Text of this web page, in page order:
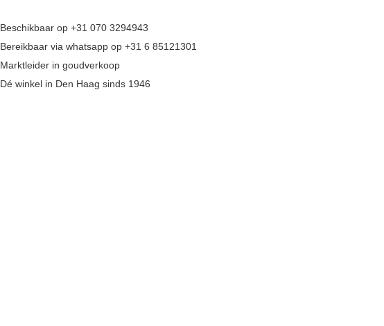
Beschikbaar op +31 070 3294943
Bereikbaar via whatsapp op +31 6 85121301
Marktleider in goudverkoop
Dé winkel in Den Haag sinds 1946